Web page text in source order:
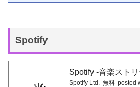
Spotify
Spotify -音楽スト
Spotify Ltd. 無料 posted